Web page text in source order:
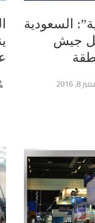
السعودية
جيش
2016